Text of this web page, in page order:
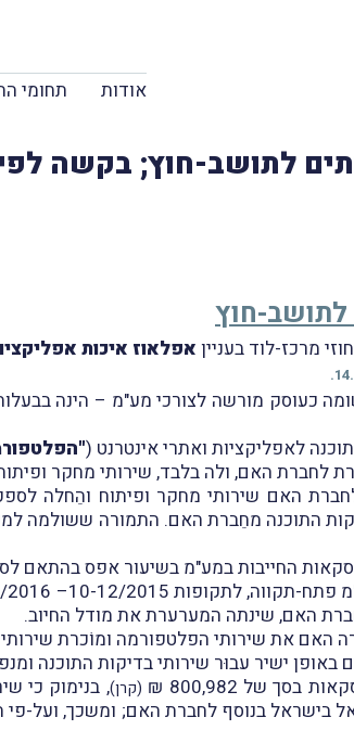
אודות תחומי
לתושב-חוץ; בקשה
לתושב-חוץ
אפלאוז איכות
כעוסק מורשה לצורכי מע"מ – הינה
לאפליקציות ואתרי אינטרנט (
לתת לחברת האם שירותי מחקר ופיתוח
התוכנה מחֵברת האם. התמורה ששולמה
במע"מ בשיעור אפס בהתאם לסעיף 30(א)(5) לחוק
את שירותי הפלטפורמה ומוֹכרת
ישיר עבוּר שירותי בדיקות התוכנה
(קרן), בנימוק כי